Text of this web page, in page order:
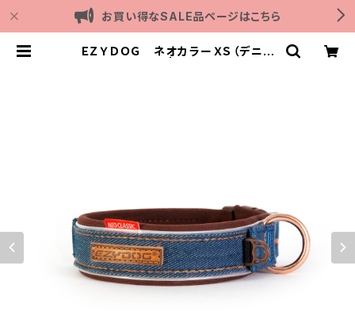
お買い得なSALE品ページはこちら
ＥＺＹＤＯＧ ネオカラーＸＳ（デニム